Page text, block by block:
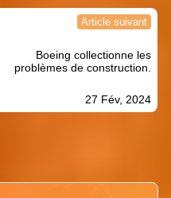
Article suivant
Boeing collectionne les
problèmes de construction.
27 Fév, 2024